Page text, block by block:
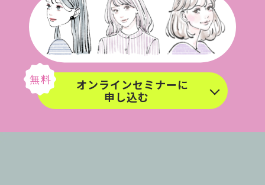
オンラインセミナーに
申し込む